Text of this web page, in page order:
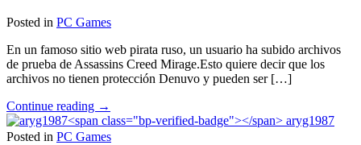
Posted in PC Games
En un famoso sitio web pirata ruso, un usuario ha subido archivos
de prueba de Assassins Creed Mirage.Esto quiere decir que los
archivos no tienen protección Denuvo y pueden ser […]
Continue reading "Assassins
Creed
Mirage
→
aryg1987
Posted in PC Games